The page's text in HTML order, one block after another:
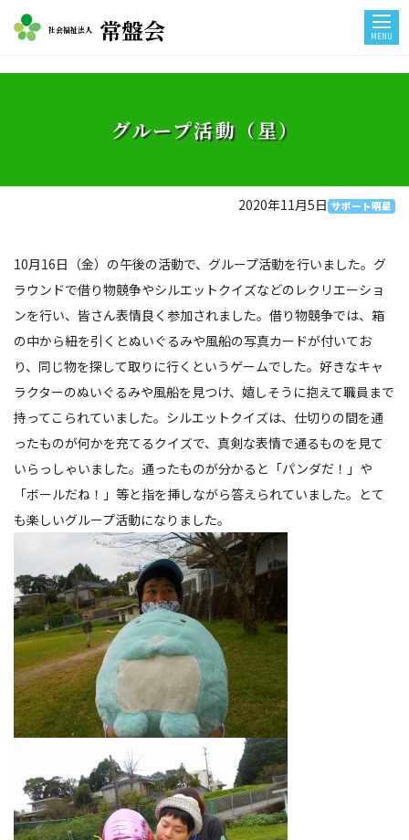
社会福祉法人 常盤会 MENU
グループ活動（星）
2020年11月5日 サポート明星
10月16日（金）の午後の活動で、グループ活動を行いました。グ
ラウンドで借り物競争やシルエットクイズなどのレクリエーショ
ンを行い、皆さん表情良く参加されました。借り物競争では、箱
の中から紐を引くとぬいぐるみや風船の写真カードが付いてお
り、同じ物を探して取りに行くというゲームでした。好きなキャ
ラクターのぬいぐるみや風船を見つけ、嬉しそうに抱えて職員まで
持ってこられていました。シルエットクイズは、仕切りの間を通
ったものが何かを充てるクイズで、真剣な表情で通るものを見て
いらっしゃいました。通ったものが分かると「パンダだ！」や
「ボールだね！」等と指を挿しながら答えられていました。とて
も楽しいグループ活動になりました。